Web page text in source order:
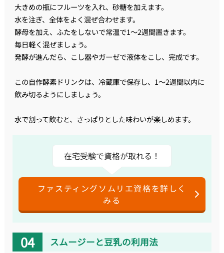
大きめの瓶にフルーツを入れ、砂糖を加えます。
水を注ぎ、全体をよく混ぜ合わせます。
酵母を加え、ふたをしないで常温で1〜2週間置きます。
毎日軽く混ぜましょう。
発酵が進んだら、こし器やガーゼで液体をこし、完成です。
この自作酵素ドリンクは、冷蔵庫で保存し、1〜2週間以内に
飲み切るようにしましょう。
水で割って飲むと、さっぱりとした味わいが楽しめます。
在宅受験で資格が取れる！
ファスティングソムリエ資格を詳しく
みる
スムージーと豆乳の利用法